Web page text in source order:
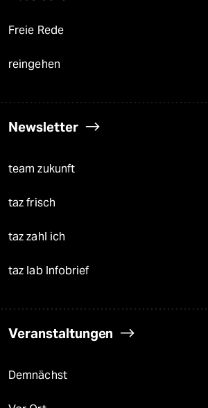
Freie Rede
reingehen
Newsletter
team zukunft
taz frisch
taz zahl ich
taz lab Infobrief
Veranstaltungen
Demnächst